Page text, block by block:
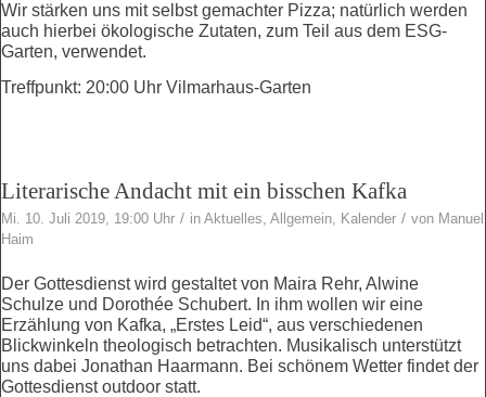
Wir stärken uns mit selbst gemachter Pizza; natürlich werden
auch hierbei ökologische Zutaten, zum Teil aus dem ESG-
Garten, verwendet.
Treffpunkt: 20:00 Uhr Vilmarhaus-Garten
Literarische Andacht mit ein bisschen Kafka
Mi. 10. Juli 2019, 19:00 Uhr / in Aktuelles, Allgemein, Kalender / von Manuel
Haim
Der Gottesdienst wird gestaltet von Maira Rehr, Alwine
Schulze und Dorothée Schubert. In ihm wollen wir eine
Erzählung von Kafka, „Erstes Leid“, aus verschiedenen
Blickwinkeln theologisch betrachten. Musikalisch unterstützt
uns dabei Jonathan Haarmann. Bei schönem Wetter findet der
Gottesdienst outdoor statt.